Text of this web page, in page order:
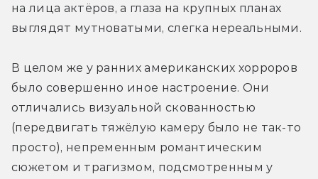
на лица актёров, а глаза на крупных планах
выглядят мутноватыми, слегка нереальными.
В целом же у ранних американских хорроров
было совершенно иное настроение. Они
отличались визуальной скованностью
(передвигать тяжёлую камеру было не так-то
просто), непременным романтическим
сюжетом и трагизмом, подсмотренным у